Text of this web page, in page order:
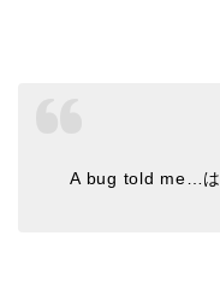
A bug told me…は